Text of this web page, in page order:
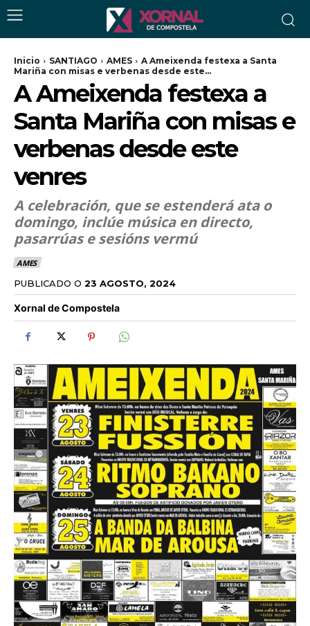
Inicio SANTIAGO AMES
A Ameixenda festexa a Santa
Mariña con misas e verbenas desde este...
A Ameixenda festexa a
Santa Mariña con misas e
verbenas desde este
venres
A celebración, que se estenderá ata o
domingo, inclúe música en directo,
pasarrúas e sesións vermú
AMES
PUBLICADO O 23 AGOSTO, 2024
Xornal de Compostela